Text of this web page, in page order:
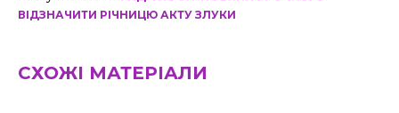
ВІДЗНАЧИТИ РІЧНИЦЮ АКТУ ЗЛУКИ
СХОЖІ МАТЕРІАЛИ